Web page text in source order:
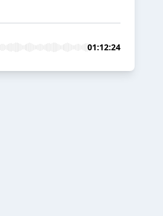
01:12:24